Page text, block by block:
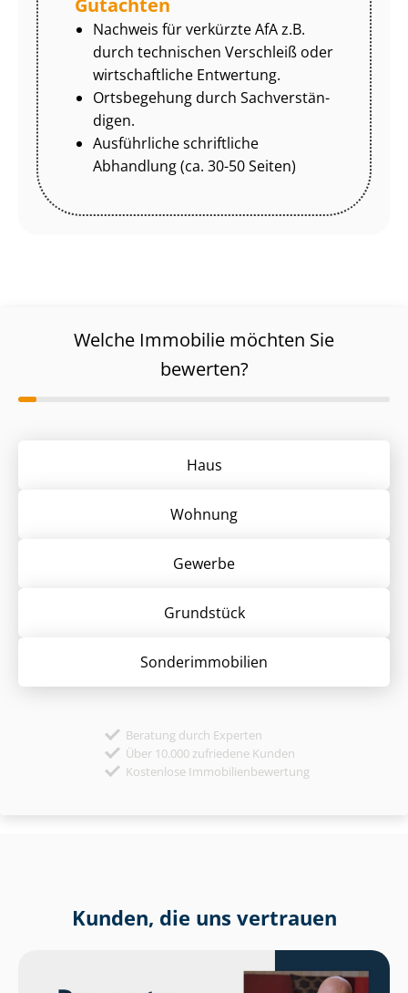
Nachweis für verkürzte AfA z.B.
durch technischen Verschleiß oder
wirtschaftliche Entwertung.
Ortsbegehung durch Sach­ver­stän­
di­gen.
Ausführliche schriftliche
Abhandlung (ca. 30-50 Seiten)
Welche Immobilie möchten Sie
bewerten?
Haus
Wohnung
Gewerbe
Grund­stück
Sonder­immobilien
Beratung durch Experten
Über 10.000 zufriedene Kunden
Kostenlose Immobilienbewertung
Kunden, die uns vertrauen